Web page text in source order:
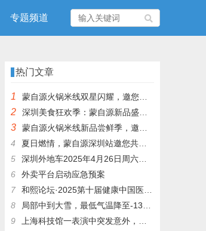
专题频道
热门文章
1 蒙自源火锅米线双星闪耀，邀您共享辣爽夏日盛宴！
2 深圳美食狂欢季：蒙自源新品盛宴邀您品尝
3
蒙自源火锅米线新品尝鲜季，邀您共享味蕾盛宴！
4
夏日燃情，蒙自源深圳站邀您共赴美食盛宴！
5
深圳外地车2025年4月26日周六限行吗
6
外卖平台启动应急预案
7
和熙论坛·2025第十届健康中国医药连锁发展论坛在泰州举办
8
局部中到大雪，最低气温降至-13℃，济南今冬的第一场雪，或跟去年同一时间！
9
上海科技馆一表演中突发意外，机器人从高处坠落摔毁